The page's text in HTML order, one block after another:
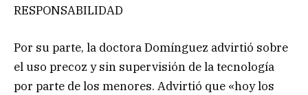
RESPONSABILIDAD
Por su parte, la doctora Domínguez advirtió sobre
el uso precoz y sin supervisión de la tecnología
por parte de los menores. Advirtió que «hoy los